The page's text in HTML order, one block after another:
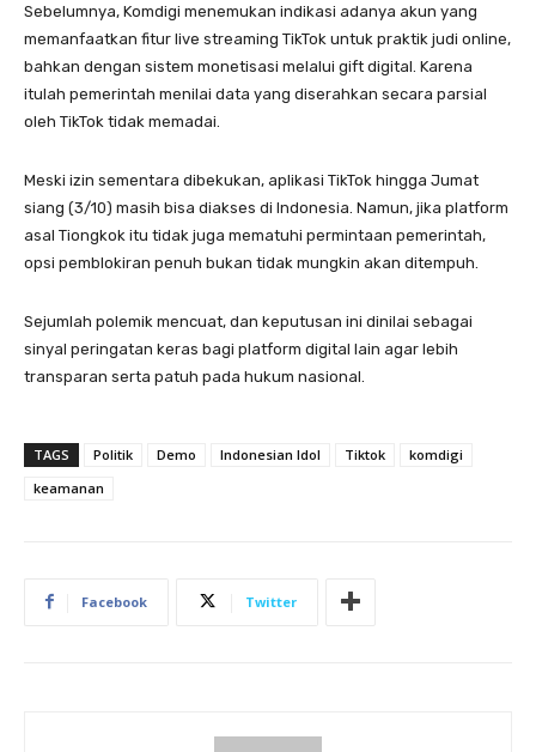
Sebelumnya, Komdigi menemukan indikasi adanya akun yang
memanfaatkan fitur live streaming TikTok untuk praktik judi online,
bahkan dengan sistem monetisasi melalui gift digital. Karena
itulah pemerintah menilai data yang diserahkan secara parsial
oleh TikTok tidak memadai.
Meski izin sementara dibekukan, aplikasi TikTok hingga Jumat
siang (3/10) masih bisa diakses di Indonesia. Namun, jika platform
asal Tiongkok itu tidak juga mematuhi permintaan pemerintah,
opsi pemblokiran penuh bukan tidak mungkin akan ditempuh.
Sejumlah polemik mencuat, dan keputusan ini dinilai sebagai
sinyal peringatan keras bagi platform digital lain agar lebih
transparan serta patuh pada hukum nasional.
TAGS Politik Demo Indonesian Idol Tiktok
komdigi
keamanan
Facebook Twitter